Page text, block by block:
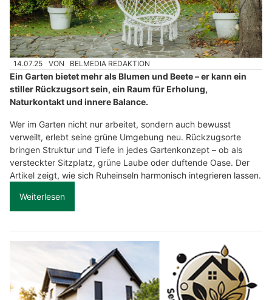
14.07.25 VON BELMEDIA REDAKTION
Ein Garten bietet mehr als Blumen und Beete – er kann ein
stiller Rückzugsort sein, ein Raum für Erholung,
Naturkontakt und innere Balance.
Wer im Garten nicht nur arbeitet, sondern auch bewusst
verweilt, erlebt seine grüne Umgebung neu. Rückzugsorte
bringen Struktur und Tiefe in jedes Gartenkonzept – ob als
versteckter Sitzplatz, grüne Laube oder duftende Oase. Der
Artikel zeigt, wie sich Ruheinseln harmonisch integrieren lassen.
Weiterlesen